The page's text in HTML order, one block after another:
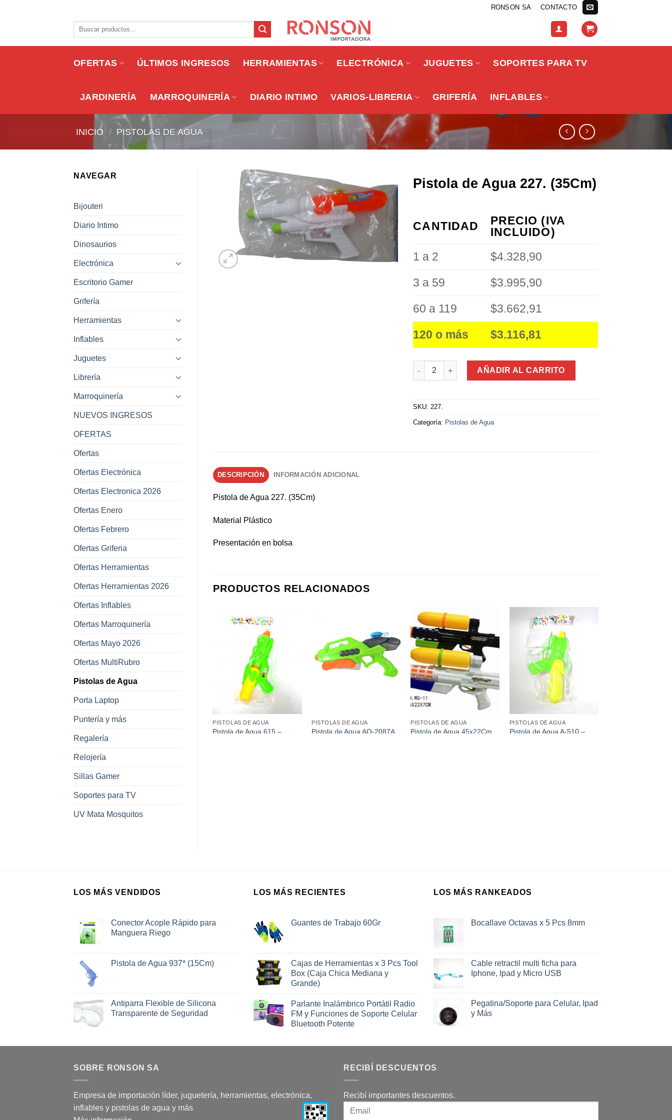
RONSON SA CONTACTO
OFERTAS ÚLTIMOS INGRESOS HERRAMIENTAS ELECTRÓNICA JUGUETES SOPORTES PARA TV
JARDINERÍA MARROQUINERÍA DIARIO INTIMO VARIOS-LIBRERIA GRIFERÍA INFLABLES
INICIO / PISTOLAS DE AGUA
NAVEGAR
Bijouteri
Diario Intimo
Dinosaurios
Electrónica
Escritorio Gamer
Grifería
Herramientas
Inflables
Juguetes
Librería
Marroquinería
NUEVOS INGRESOS
OFERTAS
Ofertas
Ofertas Electrónica
Ofertas Electronica 2026
Ofertas Enero
Ofertas Febrero
Ofertas Griferia
Ofertas Herramientas
Ofertas Herramientas 2026
Ofertas Inflables
Ofertas Marroquinería
Ofertas Mayo 2026
Ofertas MultiRubro
Pistolas de Agua
Porta Laptop
Puntería y más
Regalería
Relojería
Sillas Gamer
Soportes para TV
UV Mata Mosquitos
Añadir a
favoritos
Pistola de Agua 227. (35Cm)
CANTIDAD
PRECIO (IVA
INCLUIDO)
1 a 2
$4.328,90
3 a 59 $3.995,90
60 a 119 $3.662,91
120 o más $3.116,81
Pistola de Agua 227. (35Cm) cantidad
AÑADIR AL CARRITO
SKU:227.
Categoría: Pistolas de Agua
DESCRIPCIÓN INFORMACIÓN ADICIONAL
Pistola de Agua 227. (35Cm)
Material Plástico
Presentación en bolsa
PRODUCTOS RELACIONADOS
Añadir a
PISTOLAS DE AGUA
Pistola de Agua 615 –
Añadir a
favoritos
PISTOLAS DE AGUA
Pistola de Agua AO-2087A
Añadir a
favoritos
PISTOLAS DE AGUA
Pistola de Agua 45x22Cm
Añadir a
favoritos
PISTOLAS DE AGUA
Pistola de Agua A-510 –
favoritos
PISTOLAS DE AGUA
LOS MÁS VENDIDOS
Conector Acople Rápido para
Manguera Riego
Pistola de Agua 937* (15Cm)
Antiparra Flexible de Silicona
Transparente de Seguridad
LOS MÁS RECIENTES
Guantes de Trabajo 60Gr
Cajas de Herramientas x 3 Pcs Tool
Box (Caja Chica Mediana y
Grande)
Parlante Inalámbrico Portátil Radio
FM y Funciones de Soporte Celular
Bluetooth Potente
LOS MÁS RANKEADOS
Bocallave Octavas x 5 Pcs 8mm
Cable retractil multi ficha para
Iphone, Ipad y Micro USB
Pegatina/Soporte para Celular, Ipad
y Más
SOBRE RONSON SA
Empresa de importación líder, juguetería, herramientas, electrónica,
inflables y pistolas de agua y más
RECIBÍ DESCUENTOS
Recibí importantes descuentos.